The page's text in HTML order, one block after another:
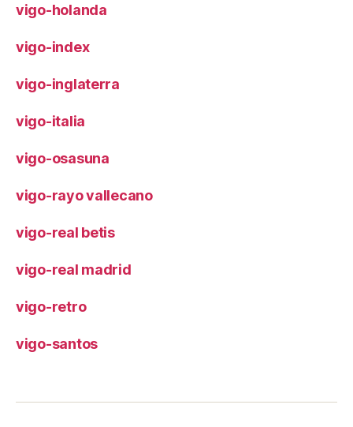
vigo-holanda
vigo-index
vigo-inglaterra
vigo-italia
vigo-osasuna
vigo-rayo vallecano
vigo-real betis
vigo-real madrid
vigo-retro
vigo-santos